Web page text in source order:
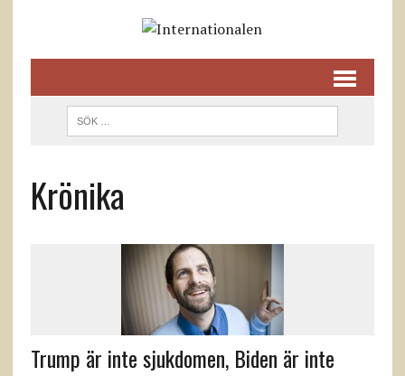
Krönika
Trump är inte sjukdomen, Biden är inte